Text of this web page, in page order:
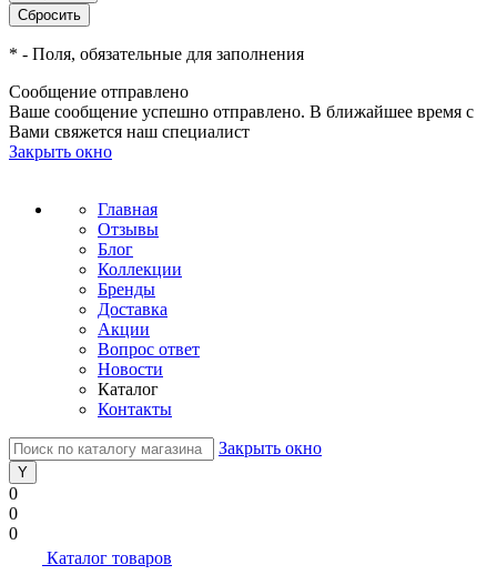
* - Поля, обязательные для заполнения
Сообщение отправлено
Ваше сообщение успешно отправлено. В ближайшее время с
Вами свяжется наш специалист
Закрыть окно
Главная
Отзывы
Блог
Коллекции
Бренды
Доставка
Акции
Вопрос ответ
Новости
Каталог
Контакты
Закрыть окно
0
0
0
Каталог товаров